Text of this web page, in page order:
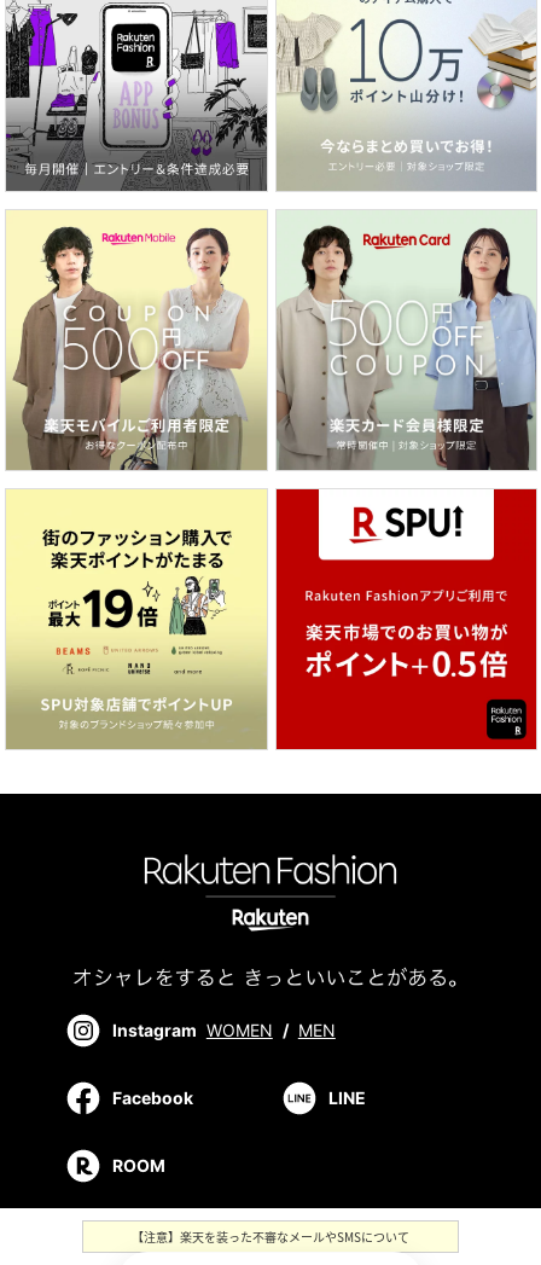
Instagram WOMEN / MEN
Facebook LINE
ROOM
【注意】楽天を装った不審なメールやSMSについて